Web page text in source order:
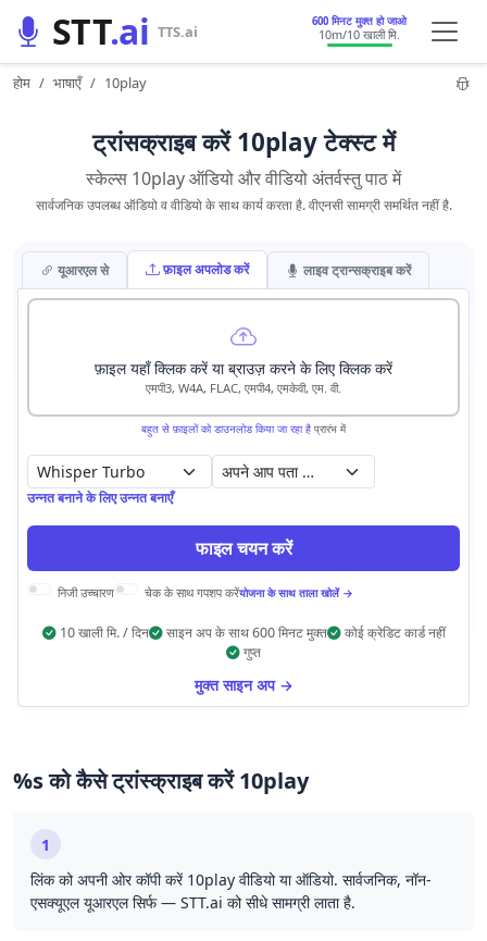
STT.ai TTS.ai 600 मिनट मुक्त हो जाओ
10m/10 खाली मि.
होम भाषाएँ 10play
ट्रांसक्राइब करें 10play टेक्स्ट में
स्केल्स 10play ऑडियो और वीडियो अंतर्वस्तु पाठ में
सार्वजनिक उपलब्ध ऑडियो व वीडियो के साथ कार्य करता है. वीएनसी सामग्री समर्थित नहीं है.
यूआरएल से फ़ाइल अपलोड करें लाइव ट्रान्सक्राइब करें
फ़ाइल यहाँ क्लिक करें या ब्राउज़ करने के लिए क्लिक करें
एमपी3, W4A, FLAC, एमपी4, एमकेवी, एम. वी.
बहुत से फ़ाइलों को डाउनलोड किया जा रहा है प्रारंभ में
अपने आप पता लगाएँ
उन्नत बनाने के लिए उन्नत बनाएँ
फाइल चयन करें
निजी उच्चारण चेक के साथ गपशप करेंयोजना के साथ ताला खोलें →
10 खाली मि. / दिन साइन अप के साथ 600 मिनट मुक्त
कोई क्रेडिट कार्ड नहीं
गुप्त
मुक्त साइन अप →
%s को कैसे ट्रांस्क्राइब करें 10play
1
लिंक को अपनी ओर कॉपी करें 10play वीडियो या ऑडियो. सार्वजनिक, नॉन-
एसक्यूएल यूआरएल सिर्फ — STT.ai को सीधे सामग्री लाता है.